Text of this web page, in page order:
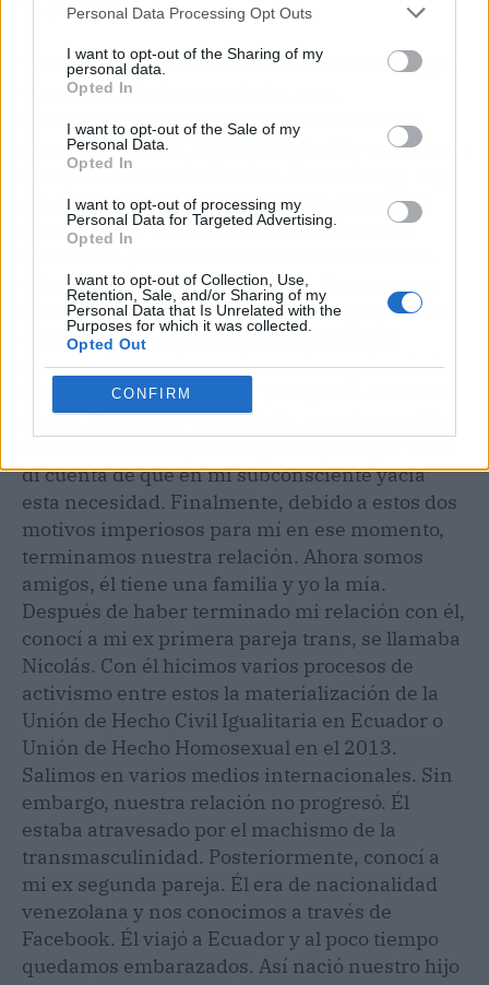
Personal Data Processing Opt Outs
I want to opt-out of the Sharing of my
personal data.
Opted In
I want to opt-out of the Sale of my
Personal Data.
Opted In
I want to opt-out of processing my
Personal Data for Targeted Advertising.
Opted In
I want to opt-out of Collection, Use,
Retention, Sale, and/or Sharing of my
Personal Data that Is Unrelated with the
Purposes for which it was collected.
Opted Out
CONFIRM
tu pareja?
Toda mi vida había estado con hombres cis, por
tanto, mis relaciones coitales eran
homosexuales, más alla de mi identidad de
género femenina. Mi última relación con uno de
ellos, duró cerca de 10 años. Sin embargo, algo
no me cuadraba los últimos años. Una de las
cosas que me empezaba a cuestionar a mí
coitales solo él llegaba al clímax. Otra era que
me entró una etapa transmaternal que, en una
ocasión, contado por el mismo, yo estaba
durmiendo y me levanté como loca gritando "no
me van a quitar a mi hijo" y luego me dormí de
nuevo. Sé que soy sonámbula, pero lo que dije
di cuenta de que en mi subconsciente yacía
esta necesidad. Finalmente, debido a estos dos
motivos imperiosos para mí en ese momento,
terminamos nuestra relación. Ahora somos
amigos, él tiene una familia y yo la mía.
Después de haber terminado mi relación con él,
conocí a mi ex primera pareja trans, se llamaba
Nicolás. Con él hicimos varios procesos de
activismo entre estos la materialización de la
Unión de Hecho Civil Igualitaria en Ecuador o
Unión de Hecho Homosexual en el 2013.
Salimos en varios medios internacionales. Sin
embargo, nuestra relación no progresó. Él
estaba atravesado por el machismo de la
transmasculinidad. Posteriormente, conocí a
mi ex segunda pareja. Él era de nacionalidad
venezolana y nos conocimos a través de
Facebook. Él viajó a Ecuador y al poco tiempo
quedamos embarazados. Así nació nuestro hijo